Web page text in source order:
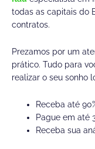
todas as capitais do
contratos.
Prezamos por um
prático. Tudo para
realizar o seu sonho
Receba até
Pague em até
Receba sua